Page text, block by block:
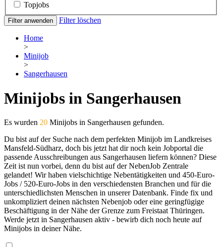
Topjobs
Filter anwenden Filter löschen
Home
>
Minijob
>
Sangerhausen
Minijobs in Sangerhausen
Es wurden 20 Minijobs in Sangerhausen gefunden.
Du bist auf der Suche nach dem perfekten Minijob im Landkreises
Mansfeld-Südharz, doch bis jetzt hat dir noch kein Jobportal die
passende Ausschreibungen aus Sangerhausen liefern können? Diese
Zeit ist nun vorbei, denn du bist auf der NebenJob Zentrale
gelandet! Wir haben vielschichtige Nebentätigkeiten und 450-Euro-
Jobs / 520-Euro-Jobs in den verschiedensten Branchen und für die
unterschiedlichsten Menschen in unserer Datenbank. Finde fix und
unkompliziert deinen nächsten Nebenjob oder eine geringfügige
Beschäftigung in der Nähe der Grenze zum Freistaat Thüringen.
Werde jetzt in Sangerhausen aktiv - bewirb dich noch heute auf
Minijobs in deiner Nähe.